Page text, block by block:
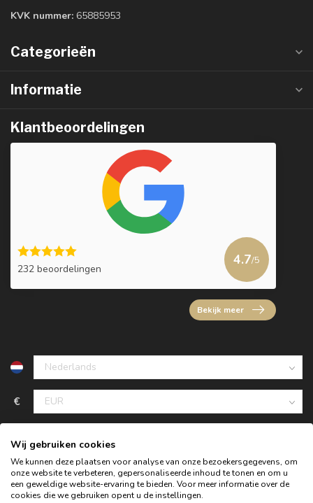
KVK nummer: 65885953
Categorieën
Informatie
Klantbeoordelingen
232 beoordelingen
4.7/5
Bekijk meer
€
Wij gebruiken cookies
We kunnen deze plaatsen voor analyse van onze bezoekersgegevens, om
onze website te verbeteren, gepersonaliseerde inhoud te tonen en om u
een geweldige website-ervaring te bieden. Voor meer informatie over de
cookies die we gebruiken opent u de instellingen.